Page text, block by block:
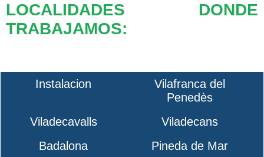
LOCALIDADES DONDE
TRABAJAMOS:
Instalacion
Vilafranca del
Penedès
Viladecavalls
Viladecans
Badalona
Pineda de Mar